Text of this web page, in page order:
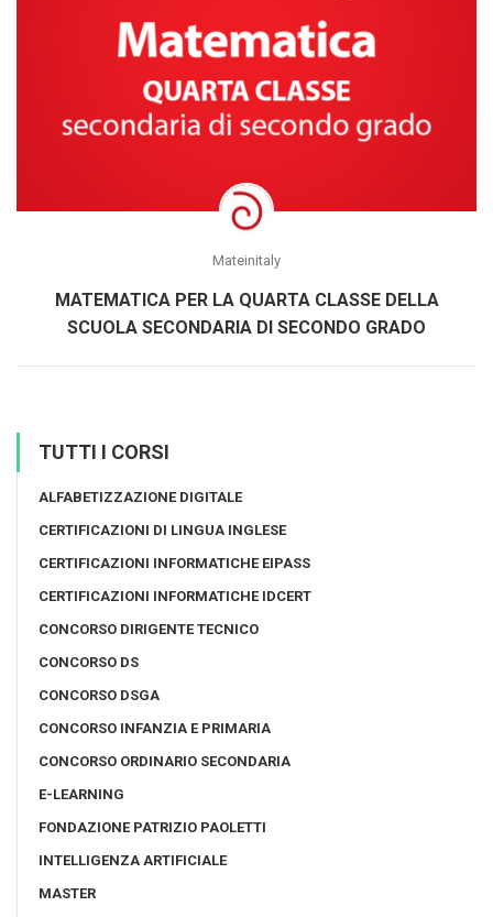
Mateinitaly
MATEMATICA PER LA QUARTA CLASSE DELLA
SCUOLA SECONDARIA DI SECONDO GRADO
TUTTI I CORSI
ALFABETIZZAZIONE DIGITALE
CERTIFICAZIONI DI LINGUA INGLESE
CERTIFICAZIONI INFORMATICHE EIPASS
CERTIFICAZIONI INFORMATICHE IDCERT
CONCORSO DIRIGENTE TECNICO
CONCORSO DS
CONCORSO DSGA
CONCORSO INFANZIA E PRIMARIA
CONCORSO ORDINARIO SECONDARIA
E-LEARNING
FONDAZIONE PATRIZIO PAOLETTI
INTELLIGENZA ARTIFICIALE
MASTER